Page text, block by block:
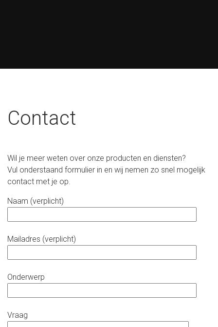
Contact
Wil je meer weten over onze producten en diensten?
Vul onderstaand formulier in en wij nemen zo snel mogelijk
contact met je op.
Naam (verplicht)
Mailadres (verplicht)
Onderwerp
Vraag